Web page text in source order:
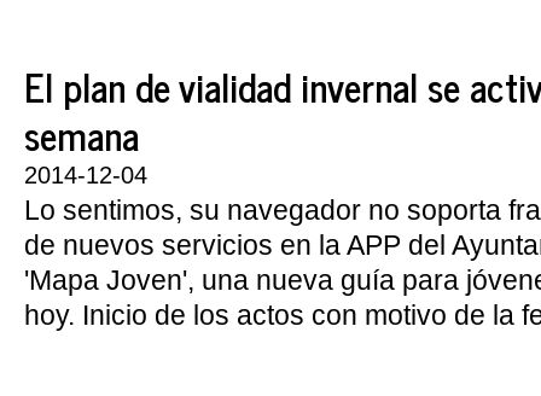
El plan de vialidad invernal se
semana
2014-12-04
Lo sentimos, su navegador no soporta
de nuevos servicios en la APP del
'Mapa Joven', una nueva guía para
hoy. Inicio de los actos con motivo de la